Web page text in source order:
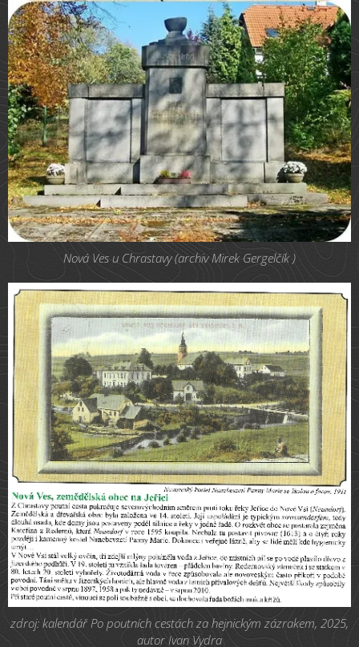
Nová Ves u Chrastavy (archiv Mirek Gergelčík )
zdroj: kalendář Po poutních cestách za hejnickým zázrakem, 2025,
autor Ivan Vydra